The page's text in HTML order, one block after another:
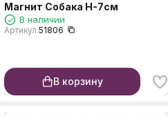
Магнит Собака H-7см
В наличии
Артикул:51806
В корзину